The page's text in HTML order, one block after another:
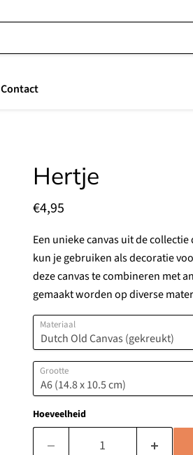
Contact
Hertje
Huidige prijs
€4,95
Een unieke canvas uit de
kun je gebruiken als decoratie
deze canvas te combineren met
gemaakt worden op diverse
Materiaal
Grootte
Hoeveelheid